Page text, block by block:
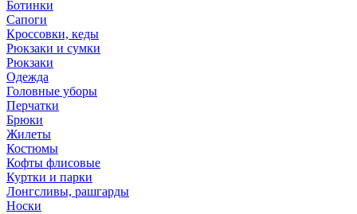
Ботинки
Сапоги
Кроссовки, кеды
Рюкзаки и сумки
Рюкзаки
Одежда
Головные уборы
Перчатки
Брюки
Жилеты
Костюмы
Кофты флисовые
Куртки и парки
Лонгсливы, рашгарды
Носки